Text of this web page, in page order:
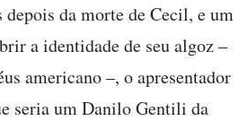
depois da morte de Cecil, e um
a identidade de seu algoz –
americano –, o apresentador
seria um Danilo Gentili da